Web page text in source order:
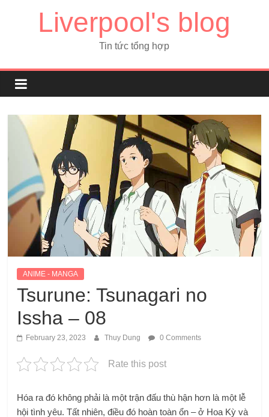
Liverpool's blog
Tin tức tổng hợp
ANIME - MANGA
Tsurune: Tsunagari no
Issha – 08
February 23, 2023 Thuy Dung 0 Comments
Rate this post
Hóa ra đó không phải là một trận đấu thù hận hơn là một lễ
hội tình yêu. Tất nhiên, điều đó hoàn toàn ổn – ở Hoa Kỳ và